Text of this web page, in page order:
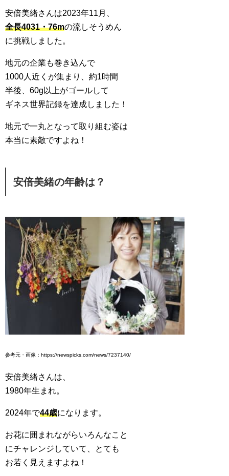
安倍美緒さんは2023年11月、
全長4031・76mの流しそうめん
に挑戦しました。
地元の企業も巻き込んで
1000人近くが集まり、約1時間
半後、60g以上がゴールして
ギネス世界記録を達成しました！
地元で一丸となって取り組む姿は
本当に素敵ですよね！
安倍美緒の年齢は？
参考元・画像：https://newspicks.com/news/7237140/
安倍美緒さんは、
1980年生まれ。
2024年で44歳になります。
お花に囲まれながらいろんなこと
にチャレンジしていて、とても
お若く見えますよね！